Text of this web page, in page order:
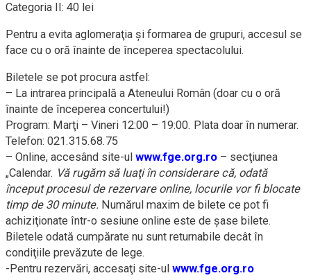
Categoria II: 40 lei
Pentru a evita aglomeraţia şi formarea de grupuri, accesul se
face cu o oră înainte de începerea spectacolului.
Biletele se pot procura astfel:
– La intrarea principală a Ateneului Român (doar cu o oră
înainte de începerea concertului!)
Program: Marţi – Vineri 12:00 – 19:00. Plata doar în numerar.
Telefon: 021.315.68.75
– Online, accesând site-ul www.fge.org.ro – secţiunea
„Calendar. Vă rugăm să luaţi în considerare că, odată
început procesul de rezervare online, locurile vor fi blocate
timp de 30 minute. Numărul maxim de bilete ce pot fi
achiziţionate într-o sesiune online este de şase bilete.
Biletele odată cumpărate nu sunt returnabile decât în
condiţiile prevăzute de lege.
-Pentru rezervări, accesaţi site-ul www.fge.org.ro